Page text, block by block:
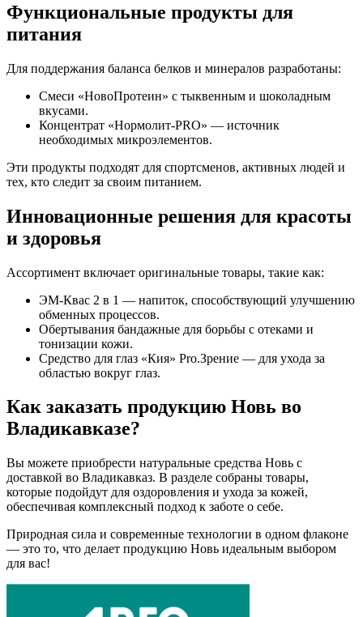
Функциональные продукты для
питания
Для поддержания баланса белков и минералов разработаны:
Смеси «НовоПротеин» с тыквенным и шоколадным
вкусами.
Концентрат «Нормолит-PRO» — источник
необходимых микроэлементов.
Эти продукты подходят для спортсменов, активных людей и
тех, кто следит за своим питанием.
Инновационные решения для красоты
и здоровья
Ассортимент включает оригинальные товары, такие как:
ЭМ-Квас 2 в 1 — напиток, способствующий улучшению
обменных процессов.
Обертывания бандажные для борьбы с отеками и
тонизации кожи.
Средство для глаз «Кия» Pro.Зрение — для ухода за
областью вокруг глаз.
Как заказать продукцию Новь во
Владикавказе?
Вы можете приобрести натуральные средства Новь с
доставкой во Владикавказ. В разделе собраны товары,
которые подойдут для оздоровления и ухода за кожей,
обеспечивая комплексный подход к заботе о себе.
Природная сила и современные технологии в одном флаконе
— это то, что делает продукцию Новь идеальным выбором
для вас!